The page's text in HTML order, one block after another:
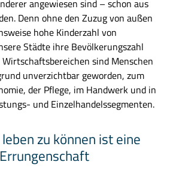
angewiesen sind – schon aus
Denn ohne den Zuzug von außen
hohe Kinderzahl von
Städte ihre Bevölkerungszahl
sind Menschen
unverzichtbar geworden, zum
der Pflege, im Handwerk und in
und Einzelhandelssegmenten.
zu können ist eine